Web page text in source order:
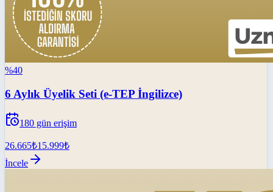
%40
6 Aylık Üyelik Seti (e-TEP İngilizce)
180 gün erişim
26.665₺15.999₺
İncele